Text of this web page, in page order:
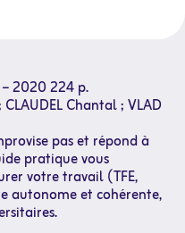
2020 224 p.
Chantal ; VLAD
pas et répond à
pratique vous
votre travail (TFE,
autonome et cohérente,